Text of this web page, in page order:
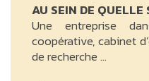
AU SEIN DE QUELLE
Une entreprise
coopérative, cabinet
de recherche …